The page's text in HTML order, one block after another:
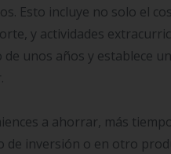
Esto incluye no solo el
y actividades
unos años y establece
a ahorrar, más
de inversión o en otro